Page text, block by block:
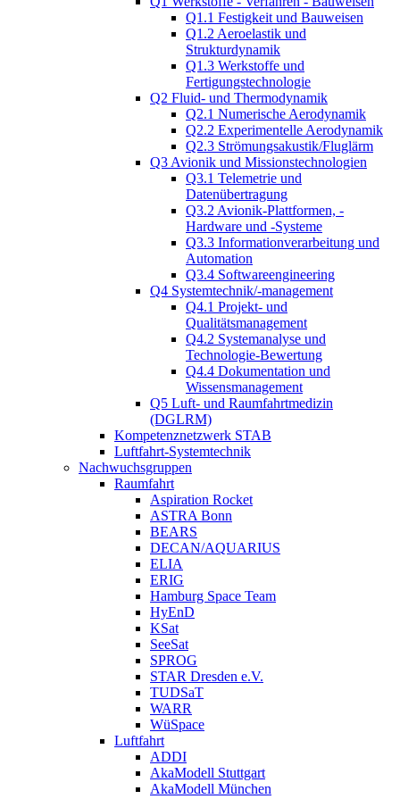
Q1.1 Festigkeit und Bauweisen
Q1.2 Aeroelastik und
Strukturdynamik
Q1.3 Werkstoffe und
Fertigungstechnologie
Q2 Fluid- und Thermodynamik
Q2.1 Numerische Aerodynamik
Q2.2 Experimentelle Aerodynamik
Q2.3 Strömungsakustik/Fluglärm
Q3 Avionik und Missionstechnologien
Q3.1 Telemetrie und
Datenübertragung
Q3.2 Avionik-Plattformen, -
Hardware und -Systeme
Q3.3 Informationverarbeitung und
Automation
Q3.4 Softwareengineering
Q4 Systemtechnik/-management
Q4.1 Projekt- und
Qualitätsmanagement
Q4.2 Systemanalyse und
Technologie-Bewertung
Q4.4 Dokumentation und
Wissensmanagement
Q5 Luft- und Raumfahrtmedizin
(DGLRM)
Kompetenznetzwerk STAB
Luftfahrt-Systemtechnik
Nachwuchsgruppen
Raumfahrt
Aspiration Rocket
ASTRA Bonn
BEARS
DECAN/AQUARIUS
ELIA
ERIG
Hamburg Space Team
HyEnD
KSat
SeeSat
SPROG
STAR Dresden e.V.
TUDSaT
WARR
WüSpace
Luftfahrt
ADDI
AkaModell Stuttgart
AkaModell München